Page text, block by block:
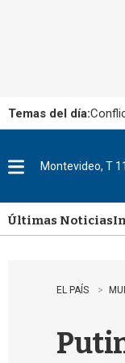
Temas del día:
u
Montevideo, T
Últimas Noticias
EL PAÍS